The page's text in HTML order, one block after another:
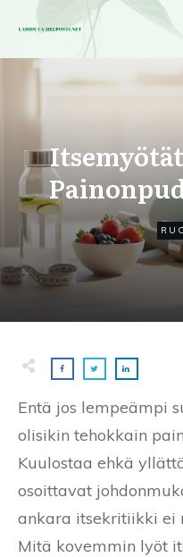
Entä jos lempeämpi
olisikin tehokkain
Kuulostaa ehkä
osoittavat
ankara itsekritiikki ei
Mitä kovemmin lyöt